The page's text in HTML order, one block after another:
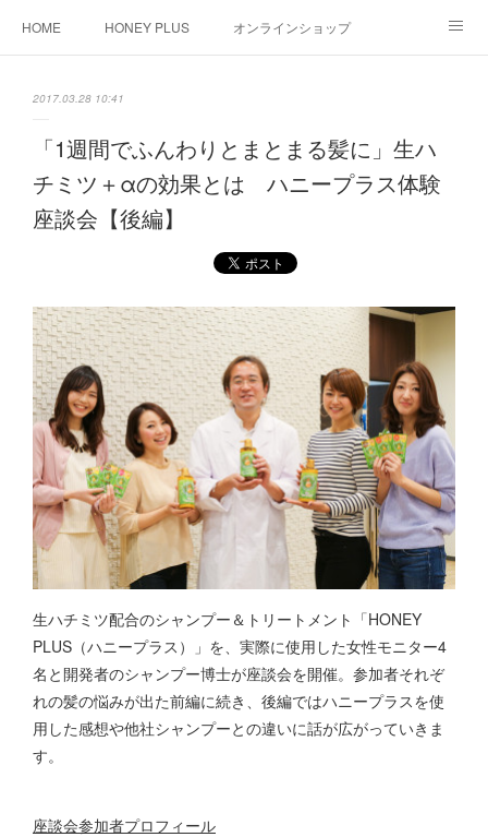
HOME HONEY PLUS オンラインショップ
2017.03.28 10:41
「1週間でふんわりとまとまる髪に」生ハ
チミツ＋αの効果とは ハニープラス体験
座談会【後編】
生ハチミツ配合のシャンプー＆トリートメント「HONEY
PLUS（ハニープラス）」を、実際に使用した女性モニター4
名と開発者のシャンプー博士が座談会を開催。参加者それぞ
れの髪の悩みが出た前編に続き、後編ではハニープラスを使
用した感想や他社シャンプーとの違いに話が広がっていきま
す。
座談会参加者プロフィール